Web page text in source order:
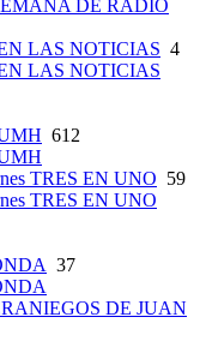
DE RADIO
LAS NOTICIAS 4
LAS NOTICIAS
612
TRES EN UNO 59
TRES EN UNO
37
DE JUAN